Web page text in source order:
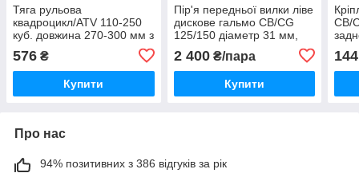
Тяга рульова
квадроцикл/ATV 110-250
куб. довжина 270-300 мм з
576 ₴
Купити
Пір'я передньої вилки ліве
дискове гальмо CB/CG
125/150 діаметр 31 мм,
дискове гальмо, довжина
740 мм.
2 400₴/пара
Купити
CB/
144
Про нас
94% позитивних з 386 відгуків за рік